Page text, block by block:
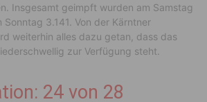
Insgesamt geimpft wurden am Samstag
Sonntag 3.141. Von der Kärntner
weiterhin alles dazu getan, dass das
zur Verfügung steht.
24 von 28